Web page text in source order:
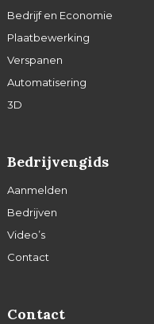
Bedrijf en Economie
Plaatbewerking
Verspanen
Automatisering
3D
Bedrijvengids
Aanmelden
Bedrijven
Video’s
Contact
Contact